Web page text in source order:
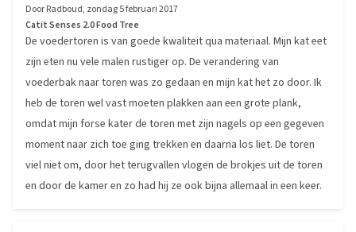
DoorRadboud, zondag 5 februari 2017
Catit Senses 2.0 Food Tree
De voedertoren is van goede kwaliteit qua materiaal. Mijn kat eet
zijn eten nu vele malen rustiger op. De verandering van
voederbak naar toren was zo gedaan en mijn kat het zo door. Ik
heb de toren wel vast moeten plakken aan een grote plank,
omdat mijn forse kater de toren met zijn nagels op een gegeven
moment naar zich toe ging trekken en daarna los liet. De toren
viel niet om, door het terugvallen vlogen de brokjes uit de toren
en door de kamer en zo had hij ze ook bijna allemaal in een keer.